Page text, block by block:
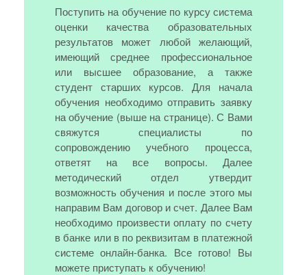
Поступить на обучение по курсу система
оценки качества образовательных
результатов может любой желающий,
имеющий среднее профессиональное
или высшее образование, а также
студент старших курсов. Для начала
обучения необходимо отправить заявку
на обучение (выше на странице). С Вами
свяжутся специалисты по
сопровождению учебного процесса,
ответят на все вопросы. Далее
методический отдел утвердит
возможность обучения и после этого мы
направим Вам договор и счет. Далее Вам
необходимо произвести оплату по счету
в банке или в по реквизитам в платежной
системе онлайн-банка. Все готово! Вы
можете приступать к обучению!